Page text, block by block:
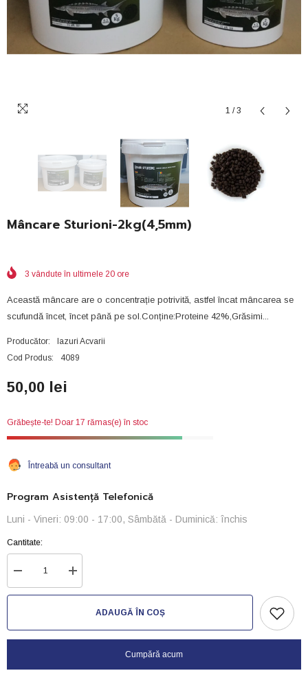
1 / 3
Mâncare Sturioni-2kg(4,5mm)
3 vândute în ultimele 20 ore
Această mâncare are o concentrație potrivită, astfel încat mâncarea se
scufundă încet, încet până pe sol.Conține:Proteine 42%,Grăsimi...
Producător:
Iazuri Acvarii
Cod Produs:
4089
50,00 lei
Grăbește-te! Doar 17 rămas(e) în stoc
Întreabă un consultant
Program Asistență Telefonică
Luni - Vineri: 09:00 - 17:00, Sâmbătă - Duminică: închis
Cantitate:
Reduceți
cantitatea
pentru
Creșteți
cantitatea
pentru
Sturioni-ADAUGĂ ÎN COȘ
Cumpără acum